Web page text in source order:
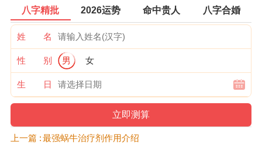
八字精批 2026运势 命中贵人 八字合婚
姓 名
性 别 男 女
生 日
上一篇 :最强蜗牛治疗剂作用介绍